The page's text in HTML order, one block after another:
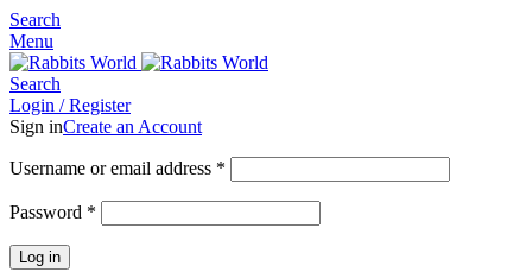
Search
Menu
Search
Login / Register
Sign inCreate an Account
Username or email address *
Password *
Log in